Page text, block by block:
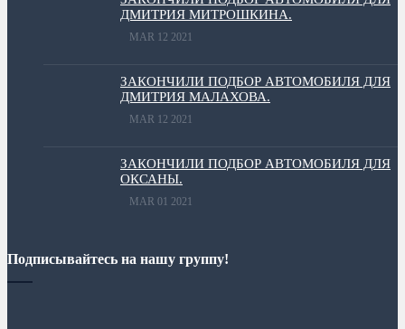
ДМИТРИЯ МИТРОШКИНА.
MAR 12 2021
ЗАКОНЧИЛИ ПОДБОР АВТОМОБИЛЯ ДЛЯ
ДМИТРИЯ МАЛАХОВА.
MAR 12 2021
ЗАКОНЧИЛИ ПОДБОР АВТОМОБИЛЯ ДЛЯ
ОКСАНЫ.
MAR 01 2021
Подписывайтесь на нашу группу!